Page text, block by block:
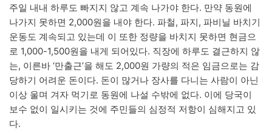
주일 내내 하루도 빠지지 않고 계속 나가야 한다. 만약 동원에
나가지 못하면 2,000원을 내야 한다. 파철, 파지, 파비닐 바치기
운동도 계속되고 있는데 이 또한 정량을 바치지 못하면 현금으
로 1,000-1,500원을 내게 되어있다. 직장에 하루도 결근하지 않
는, 이른바 ‘만출근’을 해도 2,000원 가량의 적은 임금으로는 감
당하기 어려운 돈이다. 돈이 많거나 장사를 다니는 사람이 아닌
이상 울며 겨자 먹기로 동원에 나설 수밖에 없다. 이에 당국이
보수 없이 일시키는 것에 주민들의 심정적 저항이 심해지고 있
다.